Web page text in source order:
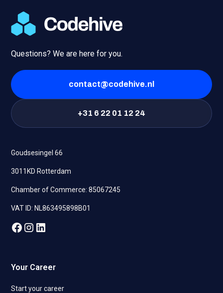
Questions? We are here for you.
contact@codehive.nl
+31 6 22 01 12 24
Goudsesingel 66
3011KD Rotterdam
Chamber of Commerce: 85067245
VAT ID: NL863495898B01
Your Career
Start your career